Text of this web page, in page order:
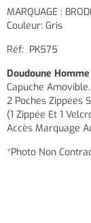
MARQUAGE :
Couleur: Gris
Réf: PK575
Doudoune
Capuche Amovible.
2 Poches Zippées
(1 Zippée Et 1
Accès Marquage
*Photo Non